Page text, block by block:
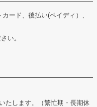
ード、後払い(ペイディ）、
い。
たします。（繁忙期・長期休